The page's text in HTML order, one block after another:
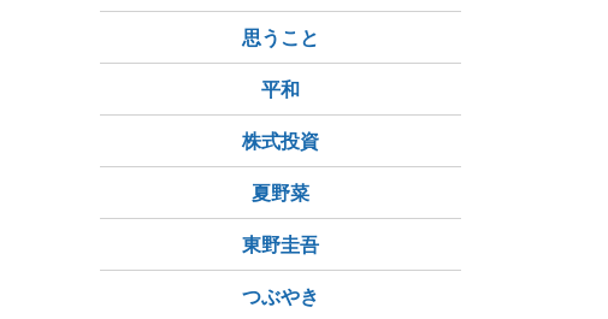
思うこと
平和
株式投資
夏野菜
東野圭吾
つぶやき